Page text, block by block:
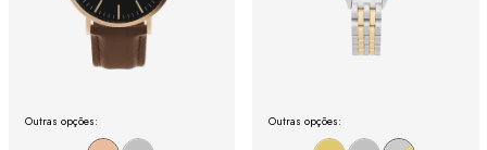
Outras opções: Outras opções: